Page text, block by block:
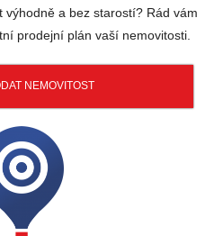
výhodně a bez starostí? Rád vám
prodejní plán vaší nemovitosti.
NEMOVITOST